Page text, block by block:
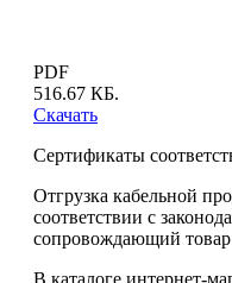
PDF
516.67 КБ.
Скачать
Сертификаты
Отгрузка кабельной
соответствии с
сопровождающий товар
В каталоге интернет-